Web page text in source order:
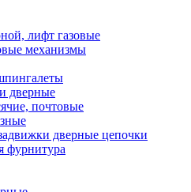
лифт газовые
механизмы
дверные
почтовые
дверные цепочки
фурнитура